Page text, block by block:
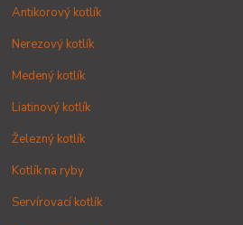
Antikorový kotlík
Nerezový kotlík
Medený kotlík
Liatinový kotlík
Železný kotlík
Kotlík na ryby
Servírovací kotlík